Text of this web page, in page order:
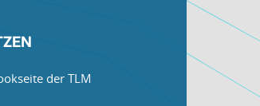
der TLM